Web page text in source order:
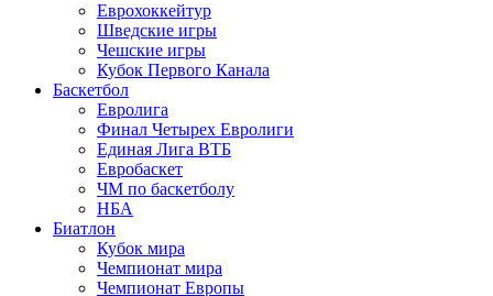
Еврохоккейтур
Шведские игры
Чешские игры
Кубок Первого Канала
Баскетбол
Евролига
Финал Четырех Евролиги
Единая Лига ВТБ
Евробаскет
ЧМ по баскетболу
НБА
Биатлон
Кубок мира
Чемпионат мира
Чемпионат Европы